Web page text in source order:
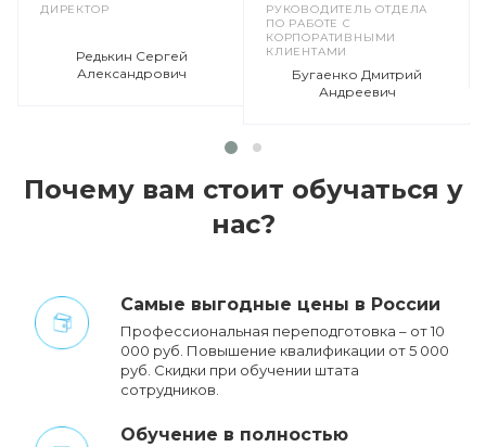
ДИРЕКТОР
Редькин Сергей
Александрович
РУКОВОДИТЕЛЬ ОТДЕЛА
ПО РАБОТЕ С
КОРПОРАТИВНЫМИ
КЛИЕНТАМИ
Бугаенко Дмитрий
Андреевич
Почему вам стоит обучаться у
нас?
Cамые выгодные цены в России
Профессиональная переподготовка – от 10
000 руб. Повышение квалификации от 5 000
руб. Cкидки при обучении штата
сотрудников.
Обучение в полностью